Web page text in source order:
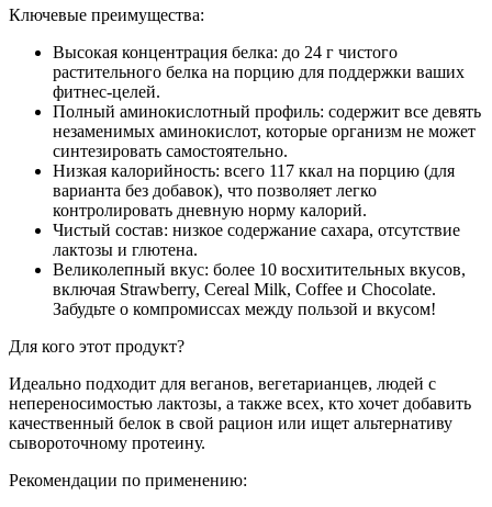
Ключевые преимущества:
Высокая концентрация белка: до 24 г чистого
растительного белка на порцию для поддержки ваших
фитнес-целей.
Полный аминокислотный профиль: содержит все девять
незаменимых аминокислот, которые организм не может
синтезировать самостоятельно.
Низкая калорийность: всего 117 ккал на порцию (для
варианта без добавок), что позволяет легко
контролировать дневную норму калорий.
Чистый состав: низкое содержание сахара, отсутствие
лактозы и глютена.
Великолепный вкус: более 10 восхитительных вкусов,
включая Strawberry, Cereal Milk, Coffee и Chocolate.
Забудьте о компромиссах между пользой и вкусом!
Для кого этот продукт?
Идеально подходит для веганов, вегетарианцев, людей с
непереносимостью лактозы, а также всех, кто хочет добавить
качественный белок в свой рацион или ищет альтернативу
сывороточному протеину.
Рекомендации по применению: